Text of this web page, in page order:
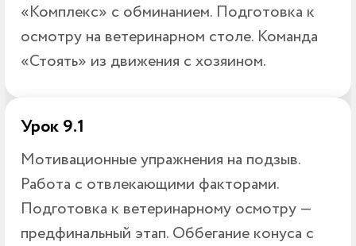
«Комплекс» с обминанием. Подготовка к
осмотру на ветеринарном столе. Команда
«Стоять» из движения с хозяином.
Урок 9.1
Мотивационные упражнения на подзыв.
Работа с отвлекающими факторами.
Подготовка к ветеринарному осмотру —
предфинальный этап. Оббегание конуса с